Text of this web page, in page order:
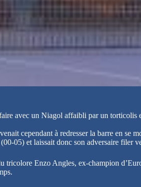
avec un Niagol affaibli par un
cependant à redresser la barre en se
05) et laissait donc son adversaire filer
Enzo Angles, ex-champion